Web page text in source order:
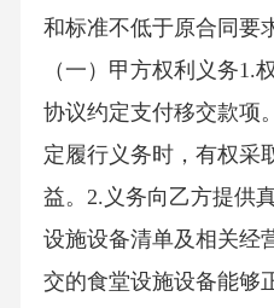
和标准不低于原合同要
（一）甲方权利义务1.
协议约定支付移交款项
定履行义务时，有权采
益。2.义务向乙方提供
设施设备清单及相关经
交的食堂设施设备能够